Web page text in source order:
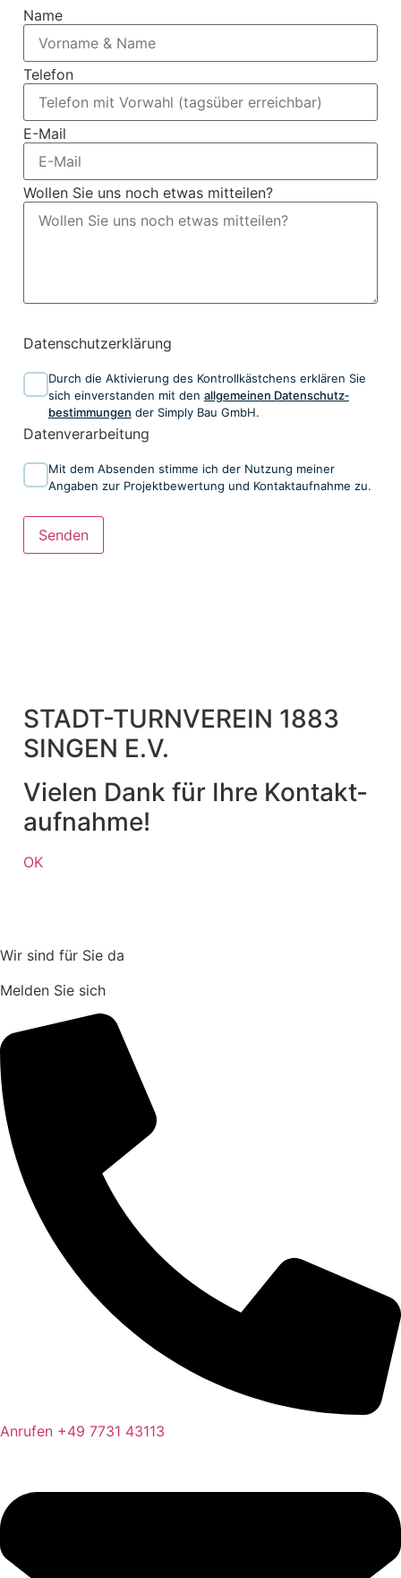
Name
Telefon
E-Mail
Wollen Sie uns noch etwas mitteilen?
Datenschutzerklärung
Durch die Aktivierung des Kontrollkästchens erklären Sie
sich einverstanden mit den allgemeinen ​Daten­schutz­
bestim­mungen​ ​​ der Simply Bau GmbH.
Datenverarbeitung
Mit dem Absenden stimme ich der Nutzung meiner
Angaben zur Projektbewertung und Kontaktaufnahme zu.
Senden
STADT-TURNVEREIN 1883
SINGEN E.V.
Vielen Dank für Ihre Kontakt­
aufnahme!
OK
Wir sind für Sie da
Melden Sie sich
Anrufen +49 7731 43113